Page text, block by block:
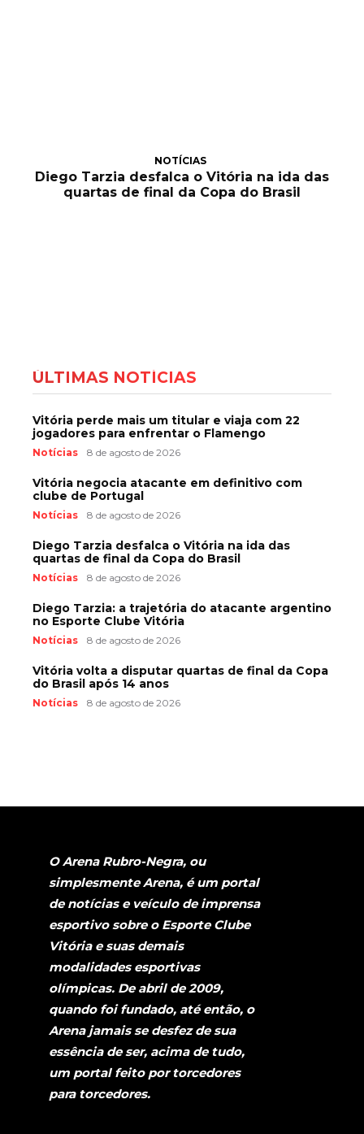
NOTÍCIAS
Diego Tarzia desfalca o Vitória na ida das
quartas de final da Copa do Brasil
ÚLTIMAS NOTÍCIAS
Vitória perde mais um titular e viaja com 22
jogadores para enfrentar o Flamengo
Notícias 8 de agosto de 2026
Vitória negocia atacante em definitivo com
clube de Portugal
Notícias 8 de agosto de 2026
Diego Tarzia desfalca o Vitória na ida das
quartas de final da Copa do Brasil
Notícias 8 de agosto de 2026
Diego Tarzia: a trajetória do atacante argentino
no Esporte Clube Vitória
Notícias 8 de agosto de 2026
Vitória volta a disputar quartas de final da Copa
do Brasil após 14 anos
Notícias 8 de agosto de 2026
O Arena Rubro-Negra, ou
simplesmente Arena, é um portal
de notícias e veículo de imprensa
esportivo sobre o Esporte Clube
Vitória e suas demais
modalidades esportivas
olímpicas. De abril de 2009,
quando foi fundado, até então, o
Arena jamais se desfez de sua
essência de ser, acima de tudo,
um portal feito por torcedores
para torcedores.